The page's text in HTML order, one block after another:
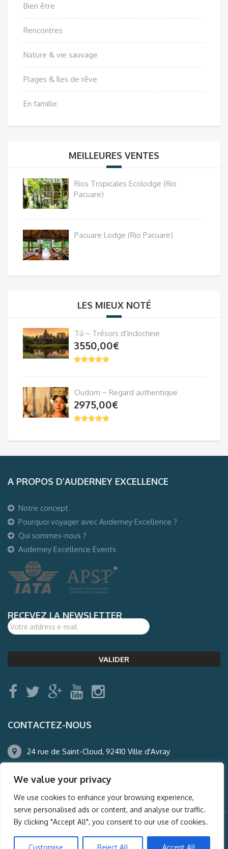
We value your privacy
We use cookies to enhance your browsing experience,
serve personalised ads or content, and analyse our traffic.
By clicking "Accept All", you consent to our use of cookies.
Customise Reject All Accept All
Bien être
Rencontres
Nature & vie sauvage
Plages & îles de rêve
En famille
MEILLEURES VENTES
Rios Tropicales Ecolodge (Rio
Pacuare)
Pacuare Lodge (Rio Pacuare)
LES MIEUX NOTÉ
Tú ~ Trésors d'Indochine
3550,00€
Oudom ~ Regard authentique
2975,00€
A PROPOS D’AUDERNEY EXCELLENCE
Notre concept
Pourquoi voyager avec Auderney Excellence ?
Qui sommes-nous ?
Auderney Excellence Events
RECEVEZ LA NEWSLETTER
CONTACTEZ-NOUS
24 rue de Saint-Cloud, 92410 Ville d'Avray